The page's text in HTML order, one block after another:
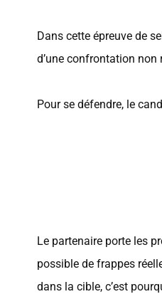
Dans cette épreuve de
d’une confrontation
Pour se défendre, le
Le partenaire porte les
possible de frappes
dans la cible, c’est